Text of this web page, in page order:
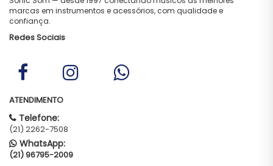
marcas em instrumentos e acessórios, com qualidade e
confiança.
Redes Sociais
ATENDIMENTO
Telefone:
(21) 2262-7508
WhatsApp:
(21) 96795-2009